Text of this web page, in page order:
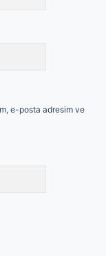
e-posta adresim ve